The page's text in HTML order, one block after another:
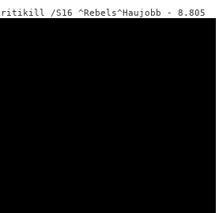
/S16 ^Rebels^Haujobb - 8.805